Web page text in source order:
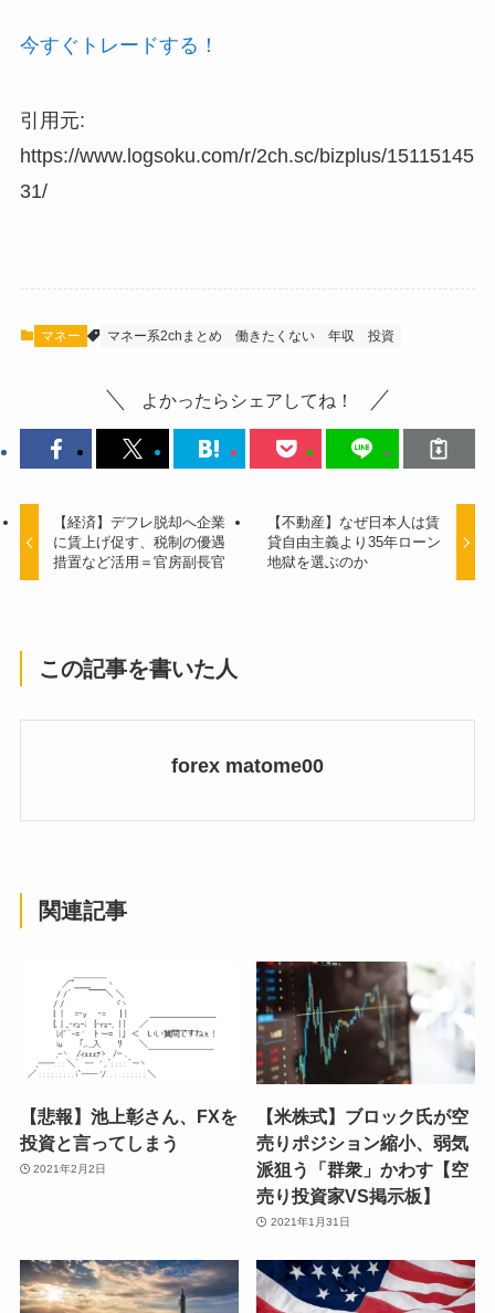
今すぐトレードする！
引用元:
https://www.logsoku.com/r/2ch.sc/bizplus/15115145
31/
マネー マネー系2chまとめ 働きたくない 年収 投資
よかったらシェアしてね！
【経済】デフレ脱却へ企業
に賃上げ促す、税制の優遇
措置など活用＝官房副長官
【不動産】なぜ日本人は賃
貸自由主義より35年ローン
地獄を選ぶのか
この記事を書いた人
forex matome00
関連記事
【悲報】池上彰さん、FXを
投資と言ってしまう
2021年2月2日
【米株式】ブロック氏が空
売りポジション縮小、弱気
派狙う「群衆」かわす【空
売り投資家VS掲示板】
2021年1月31日